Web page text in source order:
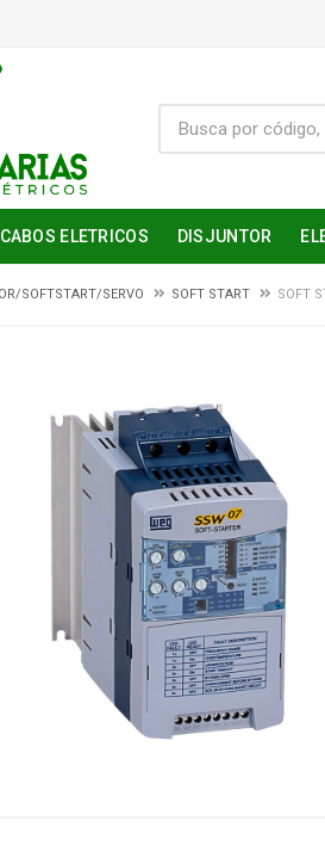
CABOS ELETRICOS DISJUNTOR
SOFTSTART/SERVO SOFT START SOFT